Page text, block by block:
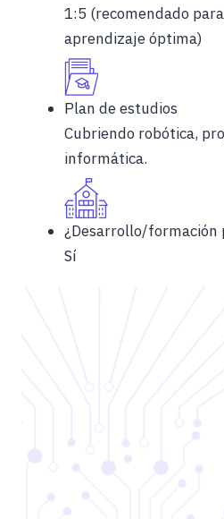
1:5 (recomendado
aprendizaje óptima)
Plan de estudios
Cubriendo robótica,
informática.
¿Desarrollo/formación
Sí